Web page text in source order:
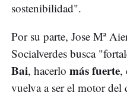
sostenibilidad".
Por su parte, Jose Mª
Socialverdes busca
Bai, hacerlo más fuerte,
vuelva a ser el motor del